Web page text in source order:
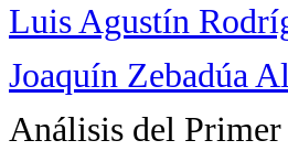
Luis Agustín
Joaquín Zebadúa
Análisis del